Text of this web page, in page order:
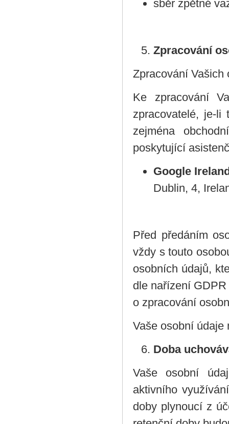
sběr zpětné
Zpracování
Zpracování Vašich
Ke zpracování
zpracovatelé, je-
zejména
poskytující
Google
Dublin, 4,
Před předáním
vždy s touto
osobních údajů,
dle nařízení
o zpracování
Vaše osobní údaje
Doba
Vaše osobní
aktivního
doby plynoucí z